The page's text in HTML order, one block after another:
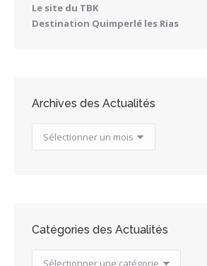
Le site du TBK
Destination Quimperlé les Rias
Archives des Actualités
Archives
des
Catégories des Actualités
Catégories